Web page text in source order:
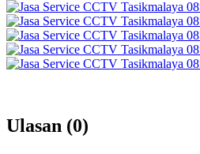
Ulasan (0)